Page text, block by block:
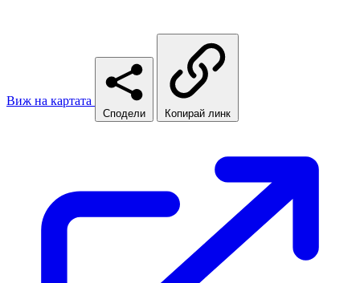
Виж на картата
Сподели Копирай линк